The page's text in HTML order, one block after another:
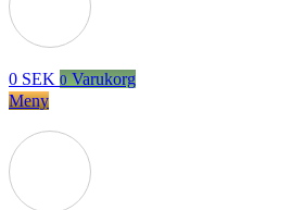
0 SEK 0 Varukorg
Meny